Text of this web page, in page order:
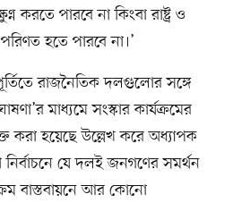
করতে পারবে না কিংবা রাষ্ট্র ও
হতে পারবে না।’
রাজনৈতিক দলগুলোর সঙ্গে
মাধ্যমে সংস্কার কার্যক্রমের
করা হয়েছে উল্লেখ করে অধ্যাপক
যে দলই জনগণের সমর্থন
বাস্তবায়নে আর কোনো